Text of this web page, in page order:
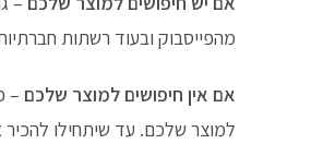
מהפייסבוק ובעוד רשתות
אם אין חיפושים למוצר שלכם –
למוצר שלכם. עד שיתחילו